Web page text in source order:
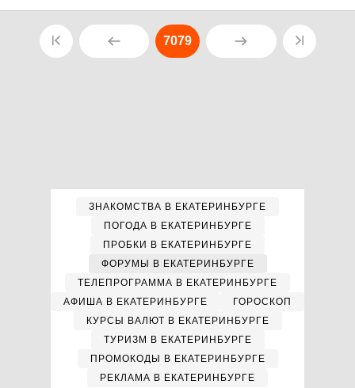
7079
ЗНАКОМСТВА В ЕКАТЕРИНБУРГЕ
ПОГОДА В ЕКАТЕРИНБУРГЕ
ПРОБКИ В ЕКАТЕРИНБУРГЕ
ФОРУМЫ В ЕКАТЕРИНБУРГЕ
ТЕЛЕПРОГРАММА В ЕКАТЕРИНБУРГЕ
АФИША В ЕКАТЕРИНБУРГЕ
ГОРОСКОП
КУРСЫ ВАЛЮТ В ЕКАТЕРИНБУРГЕ
ТУРИЗМ В ЕКАТЕРИНБУРГЕ
ПРОМОКОДЫ В ЕКАТЕРИНБУРГЕ
РЕКЛАМА В ЕКАТЕРИНБУРГЕ